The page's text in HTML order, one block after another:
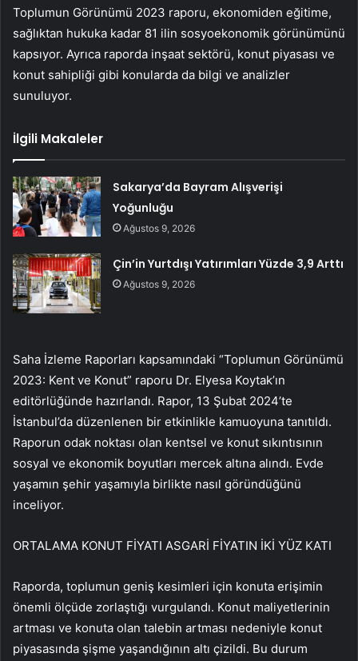
Toplumun Görünümü 2023 raporu, ekonomiden eğitime,
sağlıktan hukuka kadar 81 ilin sosyoekonomik görünümünü
kapsıyor. Ayrıca raporda inşaat sektörü, konut piyasası ve
konut sahipliği gibi konularda da bilgi ve analizler
sunuluyor.
İlgili Makaleler
Sakarya’da Bayram Alışverişi
Yoğunluğu
Ağustos 9, 2026
Çin’in Yurtdışı Yatırımları Yüzde 3,9 Arttı
Ağustos 9, 2026
Saha İzleme Raporları kapsamındaki “Toplumun Görünümü
2023: Kent ve Konut” raporu Dr. Elyesa Koytak’ın
editörlüğünde hazırlandı. Rapor, 13 Şubat 2024’te
İstanbul’da düzenlenen bir etkinlikle kamuoyuna tanıtıldı.
Raporun odak noktası olan kentsel ve konut sıkıntısının
sosyal ve ekonomik boyutları mercek altına alındı. Evde
yaşamın şehir yaşamıyla birlikte nasıl göründüğünü
inceliyor.
ORTALAMA KONUT FİYATI ASGARİ FİYATIN İKİ YÜZ KATI
Raporda, toplumun geniş kesimleri için konuta erişimin
önemli ölçüde zorlaştığı vurgulandı. Konut maliyetlerinin
artması ve konuta olan talebin artması nedeniyle konut
piyasasında şişme yaşandığının altı çizildi. Bu durum